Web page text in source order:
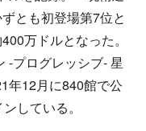
とも初登場第7位と
万ドルとなった。
-プログレッシブ- 星
年12月に840館で公
している。